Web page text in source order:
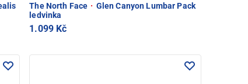
The North Face · Glen Canyon Lumbar Pack
ledvinka
1.099 Kč